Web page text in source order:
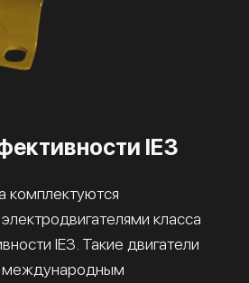
IE3
комплектуются
класса
IE3. Такие двигатели
международным